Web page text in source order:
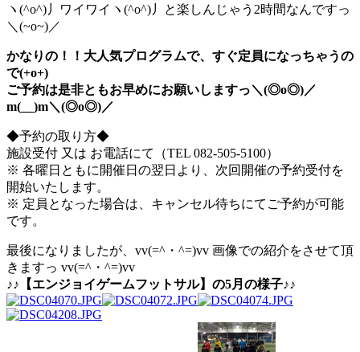
ヽ(^o^)丿ワイワイヽ(^o^)丿と楽しんじゃう2時間なんですっ
＼(~o~)／
かなりの！！大人気プログラムで、すぐ定員になっちゃうの
で(+o+)
ご予約は是非ともお早めにお願いしますっ＼(◎o◎)／
m(__)m＼(◎o◎)／
◆予約の取り方◆
施設受付 又は お電話にて（TEL 082-505-5100）
※ 各曜日ともに開催日の翌日より、次回開催の予約受付を
開始いたします。
※ 定員となった場合は、キャンセル待ちにてご予約が可能
です。
最後になりましたが、vv(=^・^=)vv 画像での紹介をさせて頂
きますっ vv(=^・^=)vv
♪♪【エンジョイゲームフットサル】の5月の様子♪♪